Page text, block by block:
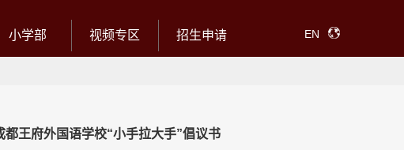
小学部 视频专区 招生申请 EN
都王府外国语学校“小手拉大手”倡议书